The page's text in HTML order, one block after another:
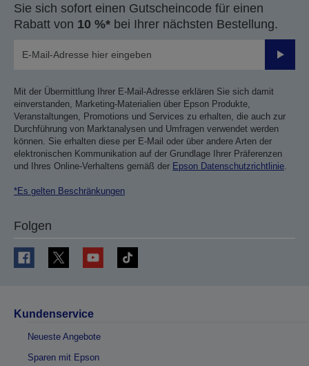
Sie sich sofort einen Gutscheincode für einen
Rabatt von 10 %* bei Ihrer nächsten Bestellung.
Mit der Übermittlung Ihrer E-Mail-Adresse erklären Sie sich damit
einverstanden, Marketing-Materialien über Epson Produkte,
Veranstaltungen, Promotions und Services zu erhalten, die auch zur
Durchführung von Marktanalysen und Umfragen verwendet werden
können. Sie erhalten diese per E-Mail oder über andere Arten der
elektronischen Kommunikation auf der Grundlage Ihrer Präferenzen
und Ihres Online-Verhaltens gemäß der Epson Datenschutzrichtlinie
*Es gelten Beschränkungen
Folgen
Kundenservice
Neueste Angebote
Sparen mit Epson